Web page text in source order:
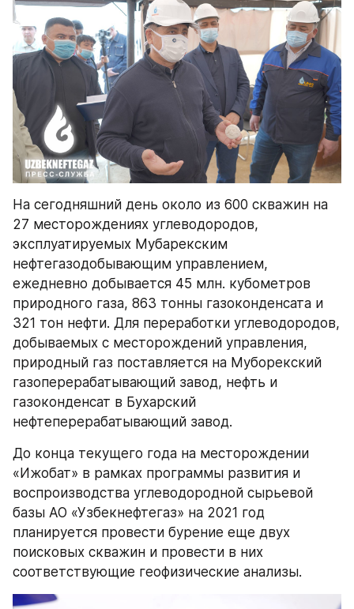
На сегодняшний день около из 600 скважин на
27 месторождениях углеводородов,
эксплуатируемых Мубарекским
нефтегазодобывающим управлением,
ежедневно добывается 45 млн. кубометров
природного газа, 863 тонны газоконденсата и
321 тон нефти. Для переработки углеводородов,
добываемых с месторождений управления,
природный газ поставляется на Муборекский
газоперерабатывающий завод, нефть и
газоконденсат в Бухарский
нефтеперерабатывающий завод.
До конца текущего года на месторождении
«Ижобат» в рамках программы развития и
воспроизводства углеводородной сырьевой
базы АО «Узбекнефтегаз» на 2021 год
планируется провести бурение еще двух
поисковых скважин и провести в них
соответствующие геофизические анализы.